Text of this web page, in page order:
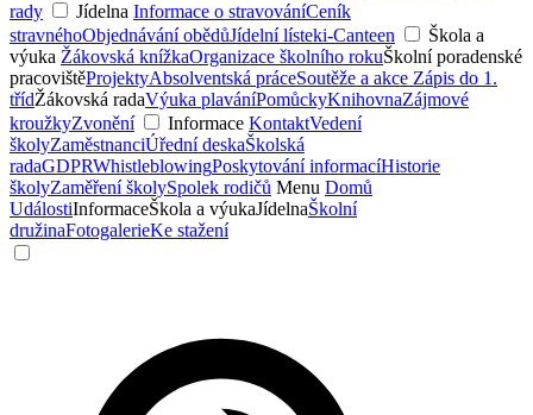
rady
Jídelna Informace o stravováníCeník
stravnéhoObjednávání obědůJídelní lísteki-Canteen
Škola a
výuka Žákovská knížkaOrganizace školního rokuŠkolní poradenské
pracovištěProjektyAbsolventská práceSoutěže a akce Zápis do 1.
třídŽákovská radaVýuka plaváníPomůckyKnihovnaZájmové
kroužkyZvonění Informace KontaktVedení
školyZaměstnanciÚřední deskaŠkolská
radaGDPRWhistleblowingPoskytování informacíHistorie
školyZaměření školySpolek rodičů Menu Domů
UdálostiInformaceŠkola a výukaJídelnaŠkolní
družinaFotogalerieKe stažení